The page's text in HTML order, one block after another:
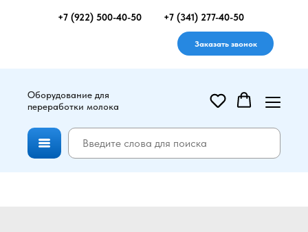
+7 (922) 500-40-50 +7 (341) 277-40-50
Заказать звонок
Оборудование для
переработки молока